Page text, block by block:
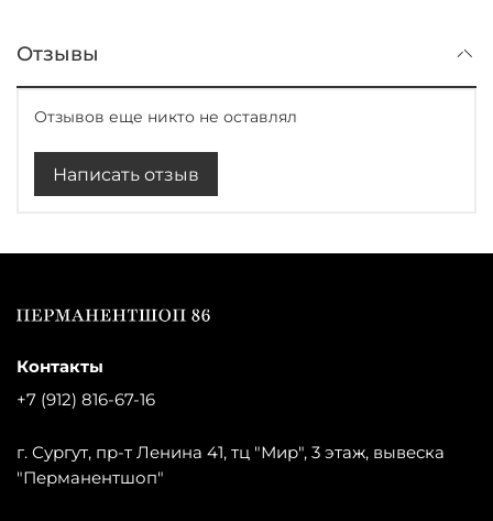
Отзывы
Отзывов еще никто не оставлял
Написать отзыв
Контакты
+7 (912) 816-67-16
г. Сургут, пр-т Ленина 41, тц "Мир", 3 этаж, вывеска
"Перманентшоп"